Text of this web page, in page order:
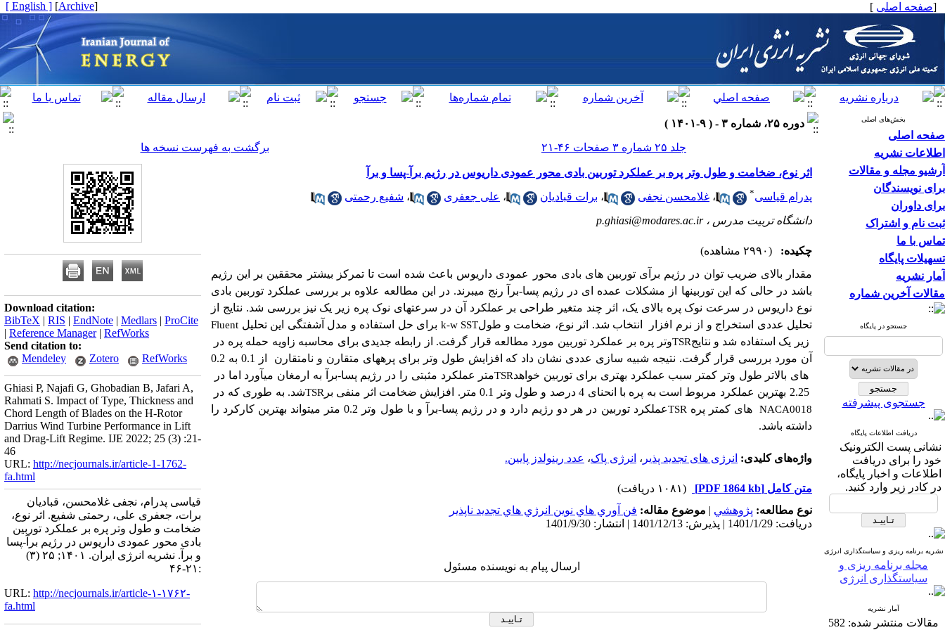
[صفحه اصلی ]
[
Archive
]
[ English ]
بخش‌های اصلی
صفحه اصلی
اطلاعات نشریه
آرشیو مجله و مقالات
برای نویسندگان
برای داوران
ثبت نام و اشتراک
تماس با ما
تسهیلات پایگاه
آمار نشریه
مقالات آخرین شماره
جستجو در پایگاه
جستجوی پیشرفته
دریافت اطلاعات پایگاه
نشانی پست الکترونیک
خود را برای دریافت
اطلاعات و اخبار پایگاه،
در کادر زیر وارد کنید.
نشریه برنامه ریزی و سیاستگذاری انرژی
مجله برنامه ریزی و
سیاستگذاری انرژی
آمار نشریه
مقالات منتشر شده: 582
دوره ۲۵، شماره ۳ - ( ۹-۱۴۰۱ )
جلد ۲۵ شماره ۳ صفحات ۴۶-۲۱
برگشت به فهرست نسخه ها
اثر نوع، ضخامت و طول وتر پره بر عملکرد توربین‌ بادی محور عمودی داریوس در رژیم برآ-پسا و برآ
پدرام قیاسی* ، غلامحسن نجفی ، برات قبادیان ، علی جعفری ، شفیع رحمتی
دانشگاه تربیت مدرس ،p.ghiasi@modares.ac.ir
چکیده:
(۲۹۹۰ مشاهده)
مقدار بالای ضریب توان در رژیم برآی توربین های بادی محور عمودی داریوس باعث شده است تا تمرکز بیشتر محققین بر این رژیم
باشد در حالی که این توربین­ها از مشکلات عمده ای در رژیم پسا-برآ رنج می­برند. در این مطالعه علاوه بر بررسی عملکرد توربین بادی
نوع داریوس در سرعت نوک پره بالای یک، اثر چند متغیر طراحی بر عملکرد آن در سرعت­های نوک پره زیر یک نیز بررسی شد. نتایج از
تحلیل عددی استخراج و از نرم افزار
Fluent برای حل استفاده و مدل آشفتگی این تحلیل k-w SSTانتخاب شد. اثر نوع، ضخامت و طول
وتر پره بر عملکرد توربین مورد مطالعه قرار گرفت. از رابطه جدیدی برای محاسبه زاویه حمله پره درTSRزیر یک استفاده شد و نتایج
آن مورد بررسی قرار گرفت. نتیجه شبیه سازی عددی نشان داد که افزایش طول وتر برای پره­های متقارن و نامتقارن از 0.1 به 0.2
متر عملکرد مثبتی را در رژیم پسا-برآ به ارمغان می­آورد اما درTSRهای بالاتر طول وتر کمتر سبب عملکرد بهتری برای توربین خواهد
شد. به طوری که درTSR 2.25 بهترین عملکرد مربوط است به پره با انحنای 4 درصد و طول وتر 0.1 متر. افزایش ضخامت اثر منفی بر
عملکرد توربین در هر دو رژیم دارد و در رژیم پسا-برآ وTSR های کمتر پره NACA0018
با طول وتر 0.2 متر می­تواند بهترین کارکرد را
داشته باشد.
واژه‌های کلیدی: انرژی های تجدید پذیر ، انرژی پاک، عدد رینولدز پایین.
متن کامل [PDF 1864 kb]
(۱۰۸۱ دریافت)
نوع مطالعه: پژوهشي | موضوع مقاله: فن آوري هاي نوين انرژي هاي تجديد ناپذير
دریافت: 1401/1/29 | پذیرش: 1401/12/13 | انتشار: 1401/9/30
ارسال پیام به نویسنده مسئول
Download citation:
BibTeX | RIS | EndNote | Medlars | ProCite
| Reference Manager| RefWorks
Send citation to:
Mendeley
Zotero RefWorks
Ghiasi P, Najafi G, Ghobadian B, Jafari A,
Rahmati S. Impact of Type, Thickness and
Chord Length of Blades on the H-Rotor
Darrius Wind Turbine Performance in Lift
and Drag-Lift Regime. IJE 2022; 25 (3) :21-
46
URL: http://necjournals.ir/article-1-1762-
fa.html
قیاسی پدرام، نجفی غلامحسن، قبادیان
برات، جعفری علی، رحمتی شفیع. اثر نوع،
ضخامت و طول وتر پره بر عملکرد توربین‌
بادی محور عمودی داریوس در رژیم برآ-پسا
و برآ. نشریه انرژی ایران. ۱۴۰۱; ۲۵ (۳)
:۲۱-۴۶
URL: http://necjournals.ir/article-۱-۱۷۶۲-
fa.html